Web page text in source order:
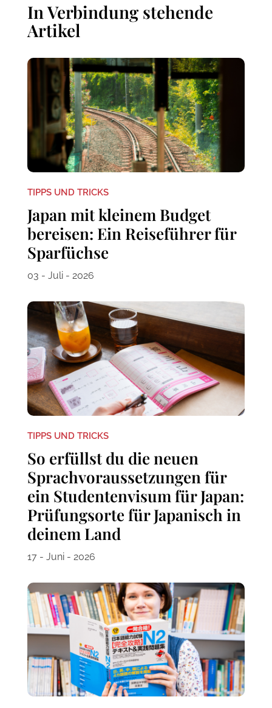
In Verbindung stehende
Artikel
TIPPS UND TRICKS
Japan mit kleinem Budget
bereisen: Ein Reiseführer für
Sparfüchse
03 - Juli - 2026
TIPPS UND TRICKS
So erfüllst du die neuen
Sprachvoraussetzungen für
ein Studentenvisum für Japan:
Prüfungsorte für Japanisch in
deinem Land
17 - Juni - 2026